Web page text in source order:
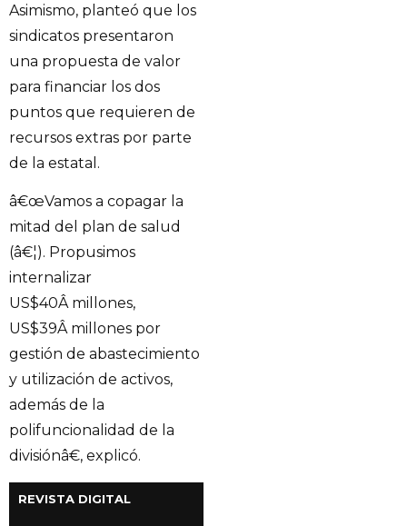
Asimismo, planteó que los
sindicatos presentaron
una propuesta de valor
para financiar los dos
puntos que requieren de
recursos extras por parte
de la estatal.
â€œVamos a copagar la
mitad del plan de salud
(â€¦). Propusimos
internalizar
US$40Â millones,
US$39Â millones por
gestión de abastecimiento
y utilización de activos,
además de la
polifuncionalidad de la
divisiónâ€, explicó.
REVISTA DIGITAL